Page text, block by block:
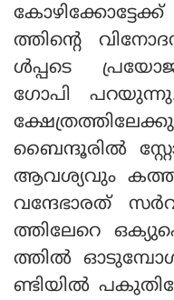
ത്തിന്റെ
ള്‍പ്പടെ
ഗോപി
ബൈന്ദൂരില്‍
ആവശ്യവും
വന്ദേഭാരത്
ത്തിലേറെ
ത്തില്‍
ണ്ടിയില്‍